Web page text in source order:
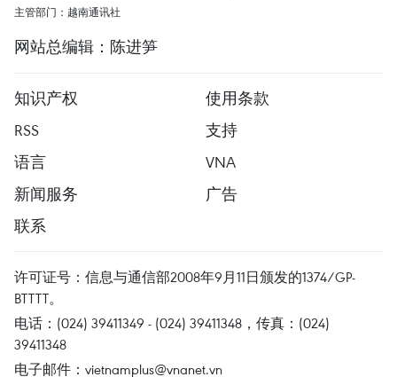
主管部门：越南通讯社
网站总编辑：陈进笋
知识产权
使用条款
RSS
支持
语言
VNA
新闻服务
广告
联系
许可证号：信息与通信部2008年9月11日颁发的1374/GP-
BTTTT。
电话：(024) 39411349 - (024) 39411348，传真：(024)
39411348
电子邮件： vietnamplus@vnanet.vn